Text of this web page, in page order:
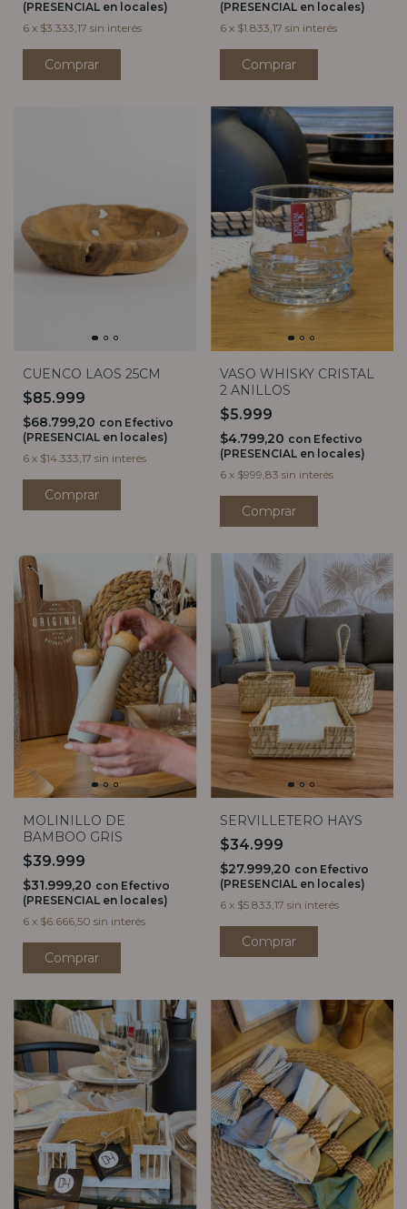
(PRESENCIAL en locales)
6 x $3.333,17 sin interés
(PRESENCIAL en locales)
6 x $1.833,17 sin interés
CUENCO LAOS 25CM
$85.999
$68.799,20 con Efectivo
(PRESENCIAL en locales)
6 x $14.333,17 sin interés
VASO WHISKY CRISTAL
2 ANILLOS
$5.999
$4.799,20 con Efectivo
(PRESENCIAL en locales)
6 x $999,83 sin interés
MOLINILLO DE
BAMBOO GRIS
$39.999
$31.999,20 con Efectivo
(PRESENCIAL en locales)
6 x $6.666,50 sin interés
SERVILLETERO HAYS
$34.999
$27.999,20 con Efectivo
(PRESENCIAL en locales)
6 x $5.833,17 sin interés